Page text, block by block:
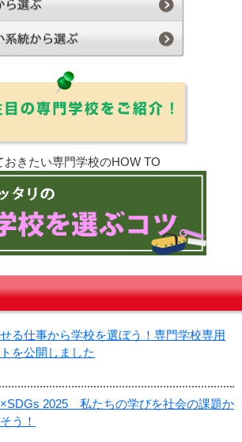
おきたい専門学校のHOW TO
る仕事から学校を選ぼう！専門学校専用
を公開しました
2025 私たちの学びを社会の課題か
う！